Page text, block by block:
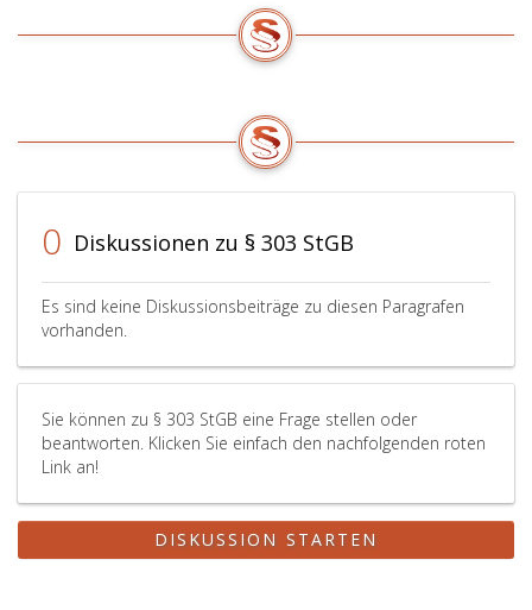
0 Diskussionen zu § 303 StGB
Es sind keine Diskussionsbeiträge zu diesen Paragrafen
vorhanden.
Sie können zu § 303 StGB eine Frage stellen oder
beantworten. Klicken Sie einfach den nachfolgenden roten
Link an!
DISKUSSION STARTEN